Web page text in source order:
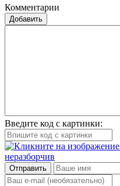
Комментарии
Добавить
Введите код с картинки:
Отправить